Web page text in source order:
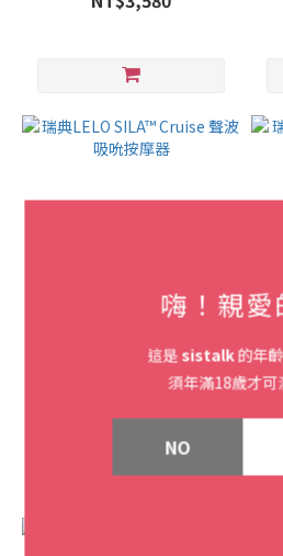
瑞典LELO SILA™ Cruise 聲
波吸吮按摩器
瑞
嗨！親愛
這是 sistalk的年
須年滿18歲才可
NO